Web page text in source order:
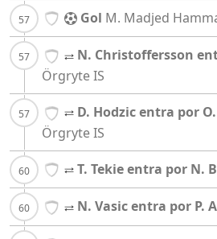
Gol M. Madjed
N. Christoffersson
Örgryte IS
D. Hodzic entra por
Örgryte IS
T. Tekie entra por N.
N. Vasic entra por P.